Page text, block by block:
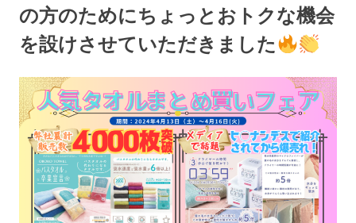
の方のためにちょっとおトクな機会
を設けさせていただきました